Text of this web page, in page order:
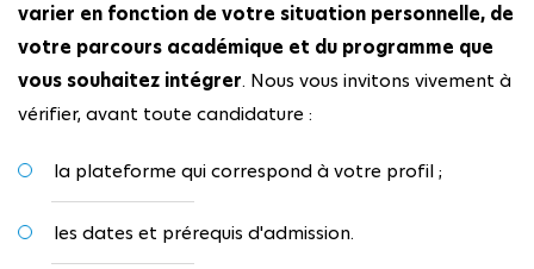
varier en fonction de votre situation personnelle, de
votre parcours académique et du programme que
vous souhaitez intégrer. Nous vous invitons vivement à
vérifier, avant toute candidature :
la plateforme qui correspond à votre profil ;
les dates et prérequis d'admission.